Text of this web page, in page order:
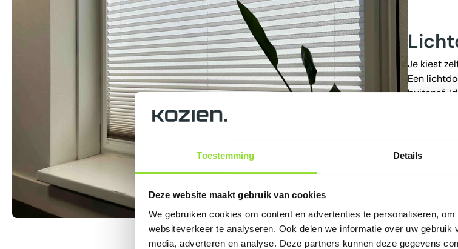
Toestemming Details
Deze website maakt gebruik van cookies
We gebruiken cookies om content en advertenties te personaliseren,
websiteverkeer te analyseren. Ook delen we informatie over uw
media, adverteren en analyse. Deze partners kunnen deze gegevens
Je kiest
Een
buitenaf.
Wil je de